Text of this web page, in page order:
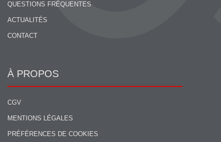
QUESTIONS FRÉQUENTES
ACTUALITÉS
CONTACT
À PROPOS
CGV
MENTIONS LÉGALES
PRÉFÉRENCES DE COOKIES